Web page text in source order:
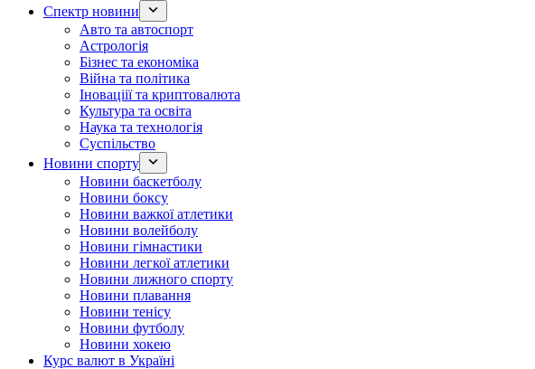
Спектр новини
Авто та автоспорт
Астрологія
Бізнес та економіка
Війна та політика
Іноваціії та криптовалюта
Культура та освіта
Наука та технологія
Суспільство
Новини спорту
Новини баскетболу
Новини боксу
Новини важкої атлетики
Новини волейболу
Новини гімнастики
Новини легкої атлетики
Новини лижного спорту
Новини плавання
Новини тенісу
Новини футболу
Новини хокею
Курс валют в Україні